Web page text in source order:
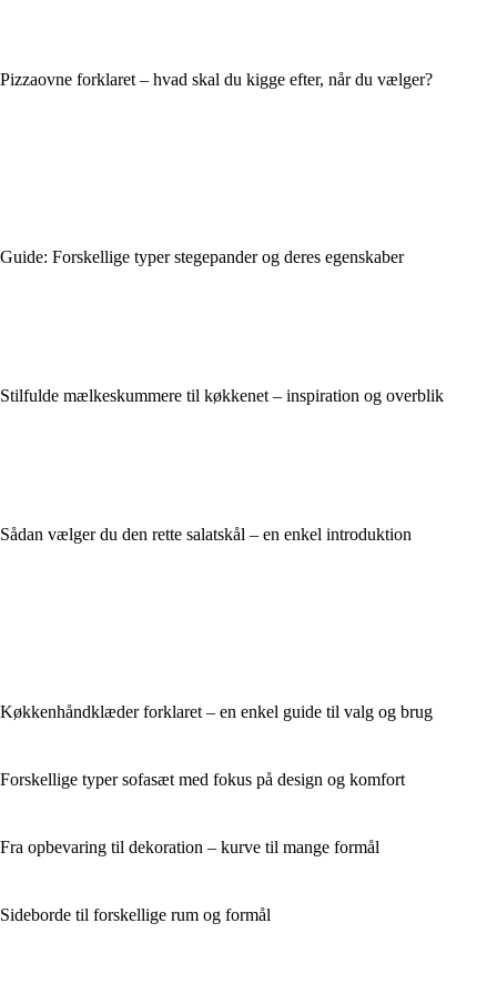
Pizzaovne forklaret – hvad skal du kigge efter, når du vælger?
Guide: Forskellige typer stegepander og deres egenskaber
Stilfulde mælkeskummere til køkkenet – inspiration og overblik
Sådan vælger du den rette salatskål – en enkel introduktion
Køkkenhåndklæder forklaret – en enkel guide til valg og brug
Forskellige typer sofasæt med fokus på design og komfort
Fra opbevaring til dekoration – kurve til mange formål
Sideborde til forskellige rum og formål